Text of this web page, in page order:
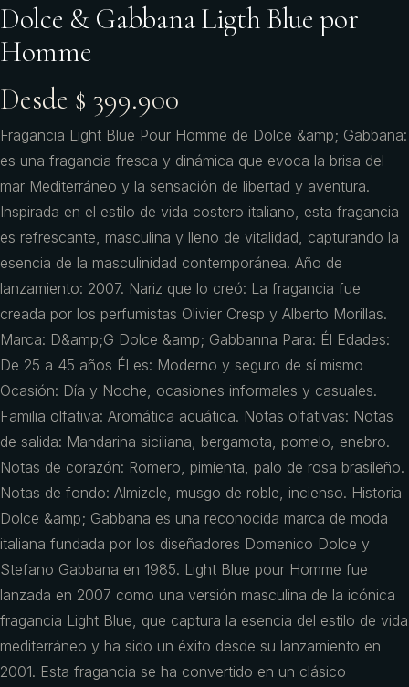
Dolce & Gabbana Ligth Blue por
Homme
Desde $ 399.900
Fragancia Light Blue Pour Homme de Dolce &amp; Gabbana:
es una fragancia fresca y dinámica que evoca la brisa del
mar Mediterráneo y la sensación de libertad y aventura.
Inspirada en el estilo de vida costero italiano, esta fragancia
es refrescante, masculina y lleno de vitalidad, capturando la
esencia de la masculinidad contemporánea. Año de
lanzamiento: 2007. Nariz que lo creó: La fragancia fue
creada por los perfumistas Olivier Cresp y Alberto Morillas.
Marca: D&amp;G Dolce &amp; Gabbanna Para: Él Edades:
De 25 a 45 años Él es: Moderno y seguro de sí mismo
Ocasión: Día y Noche, ocasiones informales y casuales.
Familia olfativa: Aromática acuática. Notas olfativas: Notas
de salida: Mandarina siciliana, bergamota, pomelo, enebro.
Notas de corazón: Romero, pimienta, palo de rosa brasileño.
Notas de fondo: Almizcle, musgo de roble, incienso. Historia
Dolce &amp; Gabbana es una reconocida marca de moda
italiana fundada por los diseñadores Domenico Dolce y
Stefano Gabbana en 1985. Light Blue pour Homme fue
lanzada en 2007 como una versión masculina de la icónica
fragancia Light Blue, que captura la esencia del estilo de vida
mediterráneo y ha sido un éxito desde su lanzamiento en
2001. Esta fragancia se ha convertido en un clásico